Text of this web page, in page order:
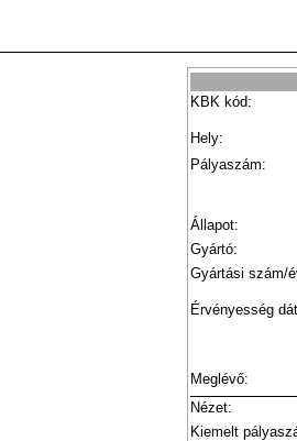
KBK kód:
Hely:
Pályaszám:
Állapot:
Gyártó:
Gyártási szám/
Érvényesség
Meglévő:
Nézet:
Kiemelt